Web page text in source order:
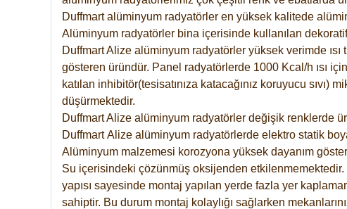
Duffmart alüminyum radyatörler en yüksek kalitede
Alüminyum radyatörler bina içerisinde kullanılan dekoratif
Duffmart Alize alüminyum radyatörler yüksek verimde
gösteren üründür. Panel radyatörlerde 1000 Kcal/h ısı
katılan inhibitör(tesisatınıza katacağınız koruyucu
düşürmektedir.
Duffmart Alize alüminyum radyatörler değişik renklerde
DuffmartAlize alüminyum radyatörlerde elektro statik
Alüminyum malzemesi korozyona yüksek dayanım
Su içerisindeki çözünmüş oksijenden
yapısı sayesinde montaj yapılan yerde fazla yer
sahiptir. Bu durum montaj kolaylığı sağlarken